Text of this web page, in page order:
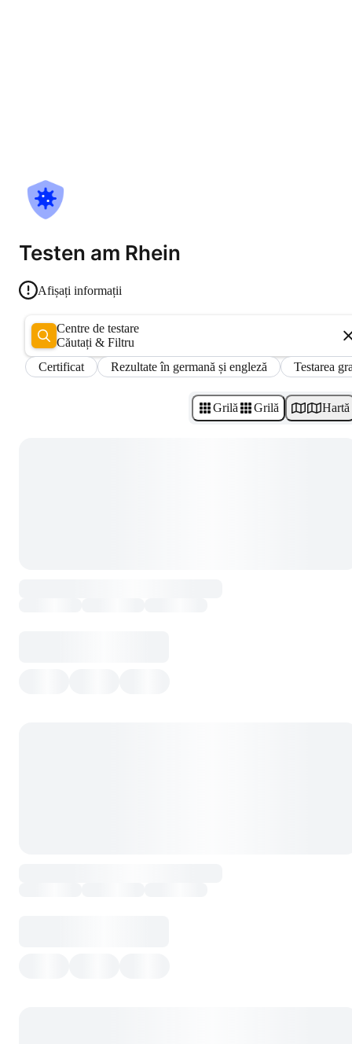
Testen am Rhein
Afișați informații
Centre de testare
Căutați & Filtru
Certificat
Rezultate în germană și engleză Testarea
Grilă Grilă Hartă